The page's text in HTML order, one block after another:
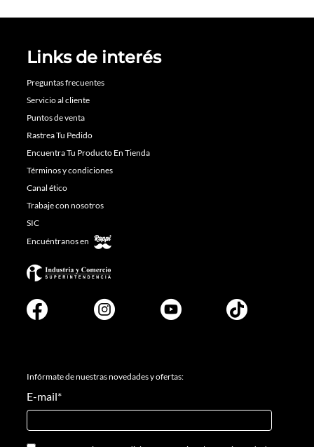
Links de interés
Preguntas frecuentes
Servicio al cliente
Puntos de venta
Rastrea Tu Pedido
Encuentra Tu Producto En Tienda
Términos y condiciones
Canal ético
Trabaje con nosotros
SIC
Encuéntranos en
Infórmate de nuestras novedades y ofertas:
E-mail*